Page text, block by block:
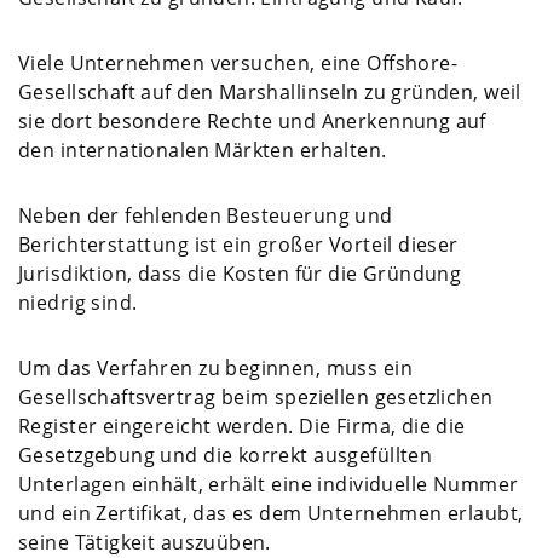
Viele Unternehmen versuchen, eine Offshore-
Gesellschaft auf den Marshallinseln zu gründen, weil
sie dort besondere Rechte und Anerkennung auf
den internationalen Märkten erhalten.
Neben der fehlenden Besteuerung und
Berichterstattung ist ein großer Vorteil dieser
Jurisdiktion, dass die Kosten für die Gründung
niedrig sind.
Um das Verfahren zu beginnen, muss ein
Gesellschaftsvertrag beim speziellen gesetzlichen
Register eingereicht werden. Die Firma, die die
Gesetzgebung und die korrekt ausgefüllten
Unterlagen einhält, erhält eine individuelle Nummer
und ein Zertifikat, das es dem Unternehmen erlaubt,
seine Tätigkeit auszuüben.